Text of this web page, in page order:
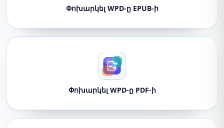
Փոխարկել WPD-ը EPUB-ի
Փոխարկել WPD-ը PDF-ի